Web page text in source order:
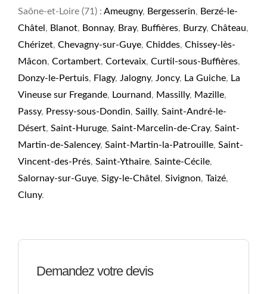
Saône-et-Loire (71) : Ameugny, Bergesserin, Berzé-le-
Châtel , Blanot, Bonnay, Bray, Buffières, Burzy, Château,
Chérizet, Chevagny-sur-Guye, Chiddes, Chissey-lès-
Mâcon, Cortambert, Cortevaix, Curtil-sous-Buffières,
Donzy-le-Pertuis, Flagy, Jalogny, Joncy, La Guiche, La
Vineuse sur Fregande, Lournand, Massilly, Mazille,
Passy, Pressy-sous-Dondin, Sailly, Saint-André-le-
Désert, Saint-Huruge, Saint-Marcelin-de-Cray, Saint-
Martin-de-Salencey, Saint-Martin-la-Patrouille, Saint-
Vincent-des-Prés, Saint-Ythaire, Sainte-Cécile,
Salornay-sur-Guye, Sigy-le-Châtel , Sivignon, Taizé,
Cluny.
Demandez votre devis